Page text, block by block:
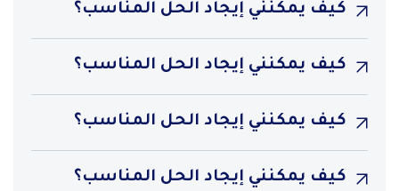
كيف يمكنني إيجاد الحل المناسب؟
كيف يمكنني إيجاد الحل المناسب؟
كيف يمكنني إيجاد الحل المناسب؟
كيف يمكنني إيجاد الحل المناسب؟